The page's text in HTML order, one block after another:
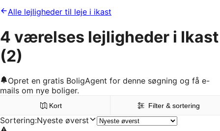
Alle lejligheder til leje i ikast
4 værelses lejligheder i Ikast
(2)
Opret en gratis BoligAgent for denne søgning og få e-
mails om nye boliger.
Kort Filter & sortering
Sortering:Nyeste øverst